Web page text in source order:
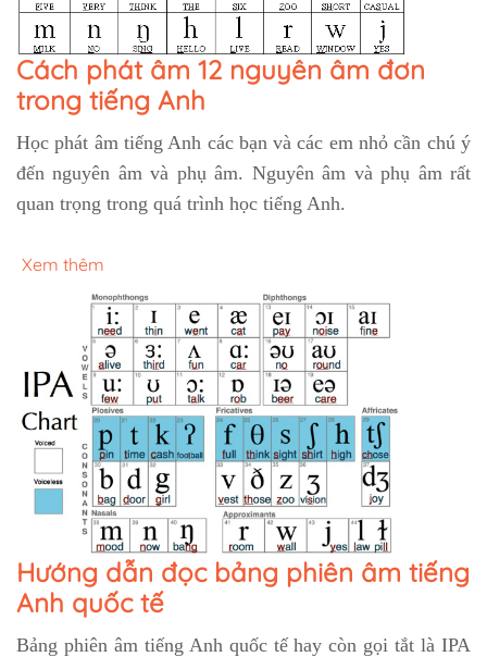
Cách phát âm 12 nguyên âm đơn
trong tiếng Anh
Học phát âm tiếng Anh các bạn và các em nhỏ cần chú ý
đến nguyên âm và phụ âm. Nguyên âm và phụ âm rất
quan trọng trong quá trình học tiếng Anh.
Xem thêm
Hướng dẫn đọc bảng phiên âm tiếng
Anh quốc tế
Bảng phiên âm tiếng Anh quốc tế hay còn gọi tắt là IPA